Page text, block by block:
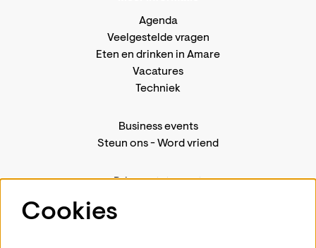
Agenda
Veelgestelde vragen
Eten en drinken in Amare
Vacatures
Techniek
Business events
Steun ons-Word vriend
Privacystatement
Cookies